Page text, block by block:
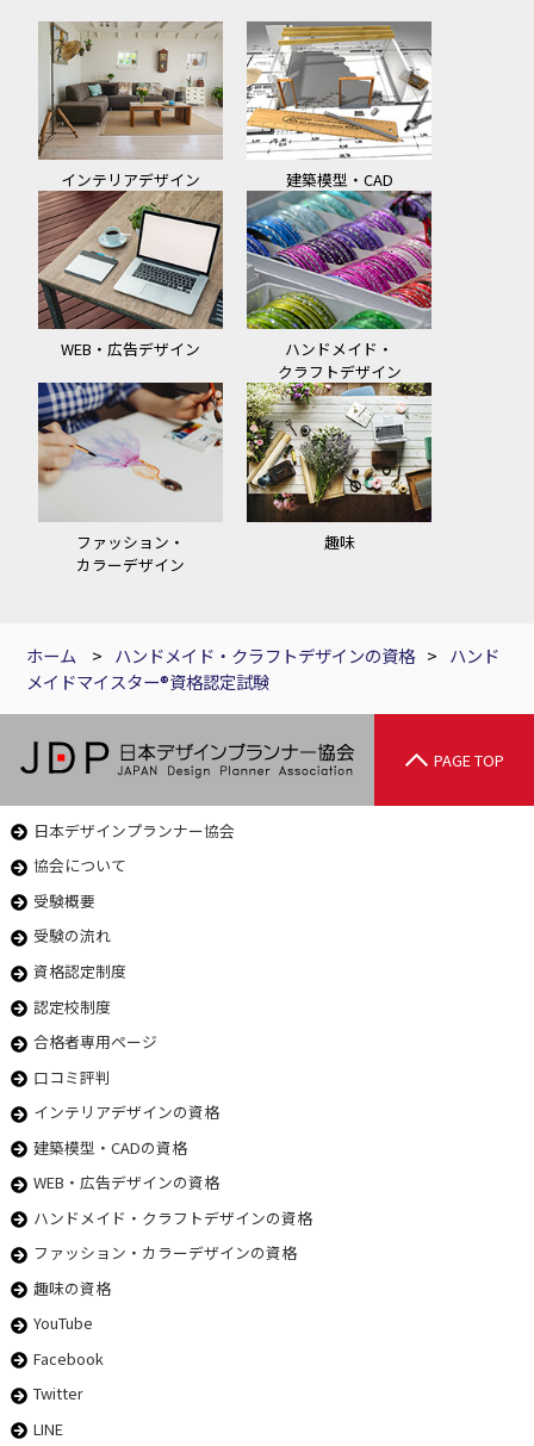
インテリアデザイン 建築模型・CAD
WEB・広告デザイン
ハンドメイド・
クラフトデザイン
ファッション・
カラーデザイン
趣味
ホーム > ハンドメイド・クラフトデザインの資格 > ハンド
メイドマイスター®資格認定試験
PAGE TOP
日本デザインプランナー協会
協会について
受験概要
受験の流れ
資格認定制度
認定校制度
合格者専用ページ
口コミ評判
インテリアデザインの資格
建築模型・CADの資格
WEB・広告デザインの資格
ハンドメイド・クラフトデザインの資格
ファッション・カラーデザインの資格
趣味の資格
YouTube
Facebook
Twitter
LINE